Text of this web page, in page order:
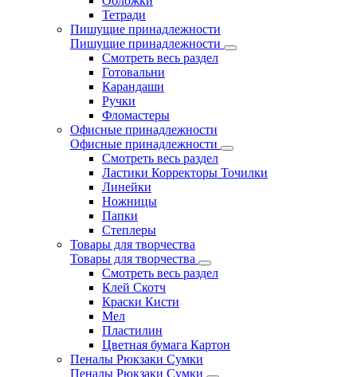
Тетради
Пишущие принадлежности
Пишущие принадлежности
Смотреть весь раздел
Готовальни
Карандаши
Ручки
Фломастеры
Офисные принадлежности
Офисные принадлежности
Смотреть весь раздел
Ластики Корректоры Точилки
Линейки
Ножницы
Папки
Степлеры
Товары для творчества
Товары для творчества
Смотреть весь раздел
Клей Скотч
Краски Кисти
Мел
Пластилин
Цветная бумага Картон
Пеналы Рюкзаки Сумки
Пеналы Рюкзаки Сумки